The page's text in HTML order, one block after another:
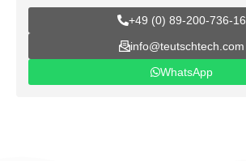
+49 (0) 89-200-736-16
info@teutschtech.com
WhatsApp